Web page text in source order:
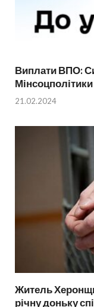
Виплати ВПО:
Мінсоцполітики
21.02.2024
Житель
річну доньку